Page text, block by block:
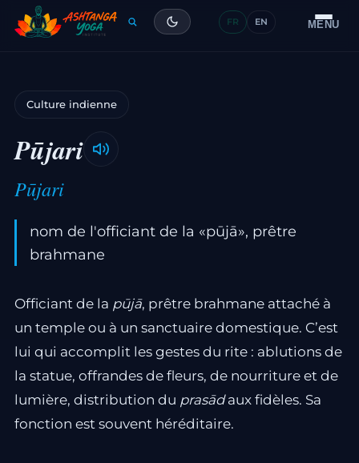
MENU
Formation
Glossaire
Contact
FR EN
Culture indienne
Pūjari
Pūjari
nom de l'officiant de la «pūjā», prêtre
brahmane
Officiant de la pūjā, prêtre brahmane attaché à
un temple ou à un sanctuaire domestique. C’est
lui qui accomplit les gestes du rite : ablutions de
la statue, offrandes de fleurs, de nourriture et de
lumière, distribution du prasādaux fidèles. Sa
fonction est souvent héréditaire.